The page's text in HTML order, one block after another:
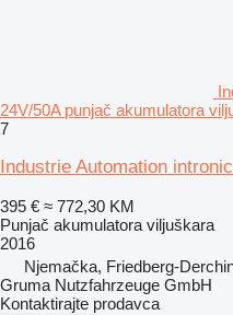
24V/50A punjač akumulatora
7
Industrie Automation
395 € ≈ 772,30 KM
Punjač akumulatora viljuškara
2016
Njemačka, Friedberg-
Gruma Nutzfahrzeuge GmbH
Kontaktirajte prodavca